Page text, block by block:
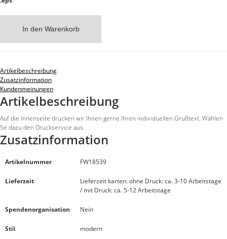
In den Warenkorb
Artikelbeschreibung
Zusatzinformation
Kundenmeinungen
Artikelbeschreibung
Auf die Innenseite drucken wir Ihnen gerne Ihren individuellen Grußtext. Wählen
Se dazu den Druckservice aus.
Zusatzinformation
Artikelnummer FW18539
Lieferzeit
Lieferzeit karten: ohne Druck: ca. 3-10 Arbeitstage
/ mit Druck: ca. 5-12 Arbeitstage
Spendenorganisation Nein
Stil modern